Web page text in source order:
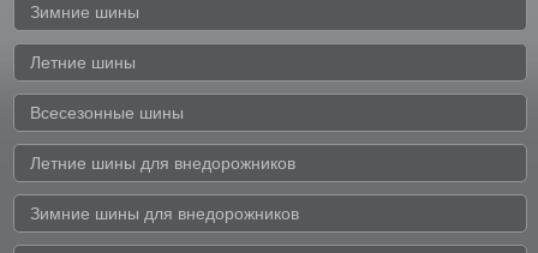
Зимние шины
Летние шины
Всесезонные шины
Летние шины для внедорожников
Зимние шины для внедорожников